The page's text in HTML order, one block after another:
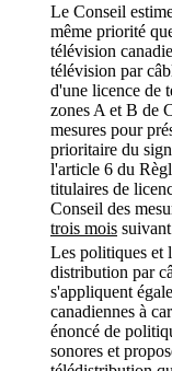
Le Conseil
même priorité
télévision
télévision par
d'une licence de
zones A et B de
mesures pour
prioritaire du
l'article 6 du
titulaires de
Conseil des
trois mois
Les politiques et
distribution par
s'appliquent
canadiennes à
énoncé de
sonores et